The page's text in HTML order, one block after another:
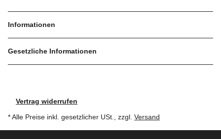
Informationen
Gesetzliche Informationen
Vertrag widerrufen
* Alle Preise inkl. gesetzlicher USt., zzgl. Versand